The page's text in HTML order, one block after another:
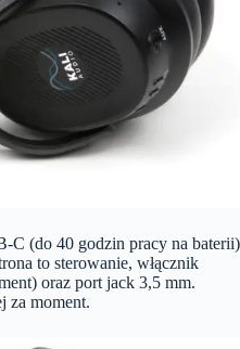
C (do 40 godzin pracy na baterii)
to sterowanie, włącznik
oraz port jack 3,5 mm.
za moment.